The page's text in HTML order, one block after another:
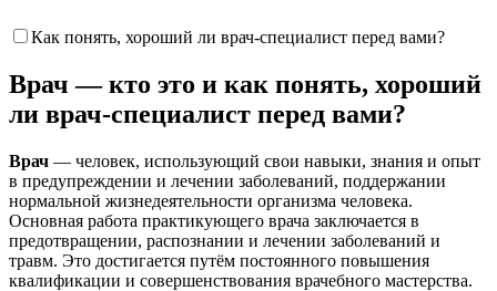
Как понять, хороший ли врач-специалист перед вами?
Врач — кто это и как понять, хороший
ли врач-специалист перед вами?
Врач — человек, использующий свои навыки, знания и опыт
в предупреждении и лечении заболеваний, поддержании
нормальной жизнедеятельности организма человека.
Основная работа практикующего врача заключается в
предотвращении, распознании и лечении заболеваний и
травм. Это достигается путём постоянного повышения
квалификации и совершенствования врачебного мастерства.